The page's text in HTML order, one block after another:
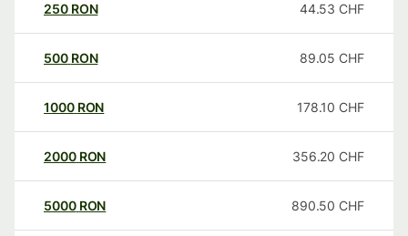
250 RON 44.53 CHF
500 RON 89.05 CHF
1000 RON 178.10 CHF
2000 RON 356.20 CHF
5000 RON 890.50 CHF